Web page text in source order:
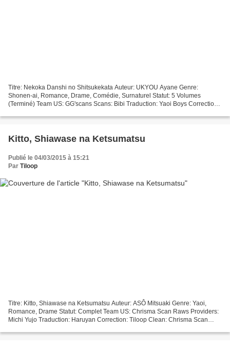
Titre: Nekoka Danshi no Shitsukekata Auteur: UKYOU Ayane Genre:
Shonen-ai, Romance, Drame, Comédie, Surnaturel Statut: 5 Volumes
(Terminé) Team US: GG'scans Scans: Bibi Traduction: Yaoi Boys Correction:
Kitto, Shiawase na Ketsumatsu
Publié le 04/03/2015 à 15:21
Par Tiloop
Titre: Kitto, Shiawase na Ketsumatsu Auteur: ASÔ Mitsuaki Genre: Yaoi,
Romance, Drame Statut: Complet Team US: Chrisma Scan Raws Providers:
Michi Yujo Traduction: Haruyan Correction: Tiloop Clean: Chrisma Scan